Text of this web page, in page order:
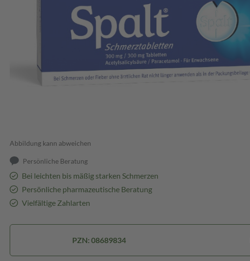
Abbildung kann abweichen
Persönliche Beratung
Bei leichten bis mäßig starken Schmerzen
Persönliche pharmazeutische Beratung
Vielfältige Zahlarten
PZN: 08689834